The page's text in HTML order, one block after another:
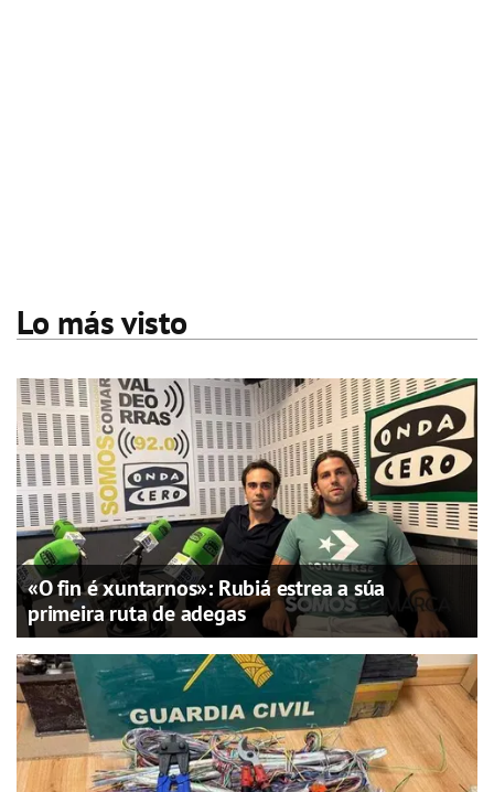
Lo más visto
«O fin é xuntarnos»: Rubiá estrea a súa
primeira ruta de adegas